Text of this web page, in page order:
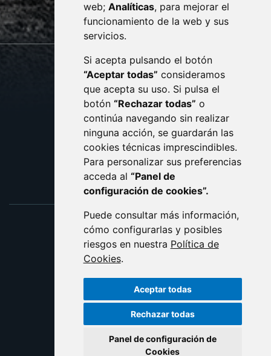
web; Analíticas, para mejorar el
funcionamiento de la web y sus
servicios.
Si acepta pulsando el botón
“Aceptar todas” consideramos
que acepta su uso. Si pulsa el
botón “Rechazar todas” o
continúa navegando sin realizar
ninguna acción, se guardarán las
cookies técnicas imprescindibles.
Para personalizar sus preferencias
acceda al “Panel de
configuración de cookies”.
Puede consultar más información,
cómo configurarlas y posibles
riesgos en nuestra Política de
Cookies.
Aceptar todas
Rechazar todas
Panel de configuración de
Cookies
monzon.es
CONTACTO
AVISO LEGAL
PROTECCIÓN DE DATOS
POLÍTICA DE COOKIES
ACCESIBILIDAD
ENLACE EXTERNO AL